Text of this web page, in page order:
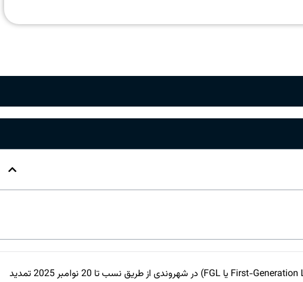
در تاریخ 22 اپریل 2025، دادگاه عالی انتاریو مهلت دولت فدرال را برای اصلاح قانون شهروندی کانادا در مورد محدودیت نسل اول (First-Generation Limit یا FGL) در شهروندی از طریق نسب تا 20 نوامبر 2025 تمدید